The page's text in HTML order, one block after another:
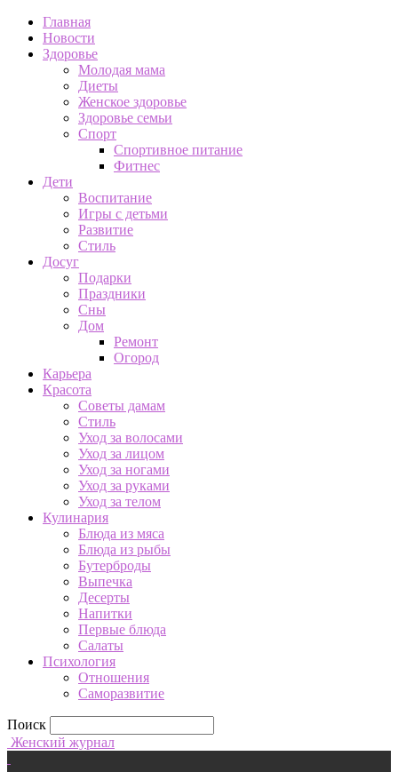
Главная
Новости
Здоровье
Молодая мама
Диеты
Женское здоровье
Здоровье семьи
Спорт
Спортивное питание
Фитнес
Дети
Воспитание
Игры с детьми
Развитие
Стиль
Досуг
Подарки
Праздники
Сны
Дом
Ремонт
Огород
Карьера
Красота
Советы дамам
Стиль
Уход за волосами
Уход за лицом
Уход за ногами
Уход за руками
Уход за телом
Кулинария
Блюда из мяса
Блюда из рыбы
Бутерброды
Выпечка
Десерты
Напитки
Первые блюда
Салаты
Психология
Отношения
Саморазвитие
Поиск
Женский журнал